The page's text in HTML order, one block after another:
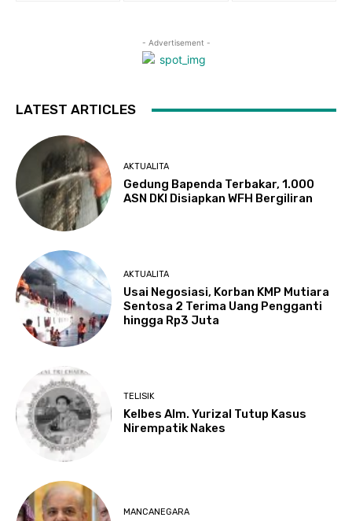
- Advertisement -
LATEST ARTICLES
AKTUALITA
Gedung Bapenda Terbakar, 1.000
ASN DKI Disiapkan WFH Bergiliran
AKTUALITA
Usai Negosiasi, Korban KMP Mutiara
Sentosa 2 Terima Uang Pengganti
hingga Rp3 Juta
TELISIK
Kelbes Alm. Yurizal Tutup Kasus
Nirempatik Nakes
MANCANEGARA